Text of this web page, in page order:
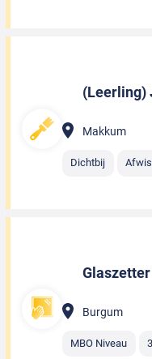
(Leerling)
Makkum
Dichtbij
Glaszetter
Burgum
MBO Niveau